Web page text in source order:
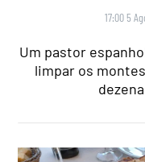
17:00 5
Um pastor
limpar os